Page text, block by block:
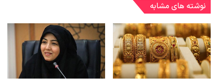
نوشته های مشابه